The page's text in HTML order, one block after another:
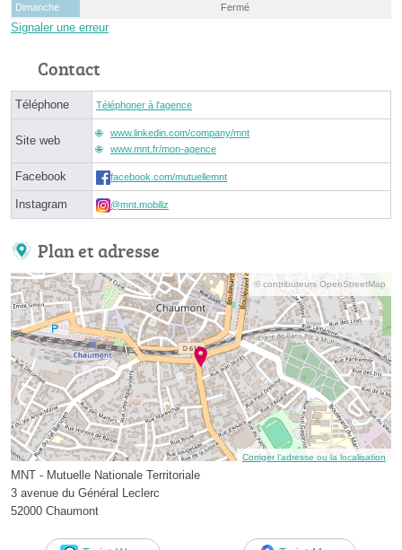
Dimanche
Fermé
Signaler une erreur
Contact
Téléphone Téléphoner à l'agence
Site web
www.linkedin.com/company/mnt
www.mnt.fr/mon-agence
Facebook facebook.com/mutuellemnt
Instagram @mnt.mobiliz
Plan et adresse
© contributeurs OpenStreetMap
Corriger l’adresse ou la localisation
MNT - Mutuelle Nationale Territoriale
3 avenue du Général Leclerc
52000 Chaumont